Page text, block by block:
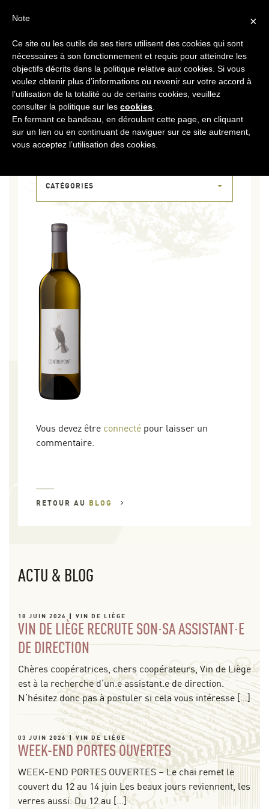
MENU
VDL-CONTREPOINT
CATÉGORIES
Vous devez être connecté pour laisser un
commentaire.
RETOUR AU BLOG
ACTU & BLOG
18 JUIN 2026 VIN DE LIÈGE
VIN DE LIÈGE RECRUTE SON·SA ASSISTANT·E
DE DIRECTION
Chères coopératrices, chers coopérateurs, Vin de Liège
est à la recherche d’un.e assistant.e de direction.
N’hésitez donc pas à postuler si cela vous intéresse […]
03 JUIN 2026 VIN DE LIÈGE
WEEK-END PORTES OUVERTES
WEEK-END PORTES OUVERTES – Le chai remet le
couvert du 12 au 14 juin Les beaux jours reviennent, les
verres aussi. Du 12 au […]
×
Note
Ce site ou les outils de ses tiers utilisent des cookies qui sont
nécessaires à son fonctionnement et requis pour atteindre les
objectifs décrits dans la politique relative aux cookies. Si vous
voulez obtenir plus d’informations ou revenir sur votre accord à
l’utilisation de la totalité ou de certains cookies, veuillez
consulter la politique sur les cookies
En fermant ce bandeau, en déroulant cette page, en cliquant
sur un lien ou en continuant de naviguer sur ce site autrement,
vous acceptez l’utilisation des cookies.